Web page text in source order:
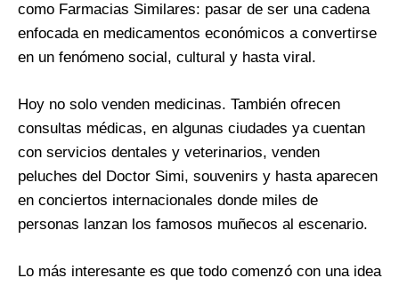
como Farmacias Similares: pasar de ser una cadena
enfocada en medicamentos económicos a convertirse
en un fenómeno social, cultural y hasta viral.
Hoy no solo venden medicinas. También ofrecen
consultas médicas, en algunas ciudades ya cuentan
con servicios dentales y veterinarios, venden
peluches del Doctor Simi, souvenirs y hasta aparecen
en conciertos internacionales donde miles de
personas lanzan los famosos muñecos al escenario.
Lo más interesante es que todo comenzó con una idea